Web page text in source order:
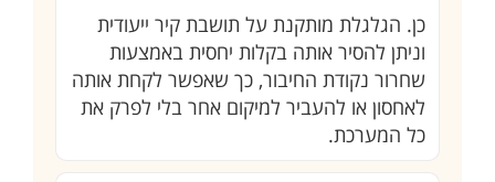
כן. הגלגלת מותקנת על תושבת קיר ייעודית
וניתן להסיר אותה בקלות יחסית באמצעות
שחרור נקודת החיבור, כך שאפשר לקחת אותה
לאחסון או להעביר למיקום אחר בלי לפרק את
כל המערכת.